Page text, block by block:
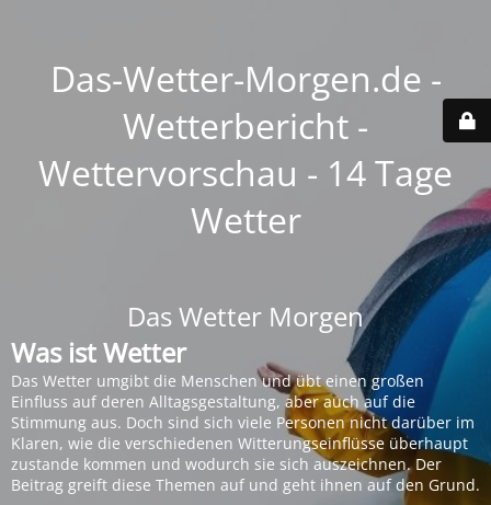
Das-Wetter-Morgen.de -
Wetterbericht -
Wettervorschau - 14 Tage
Wetter
Das Wetter Morgen
Was ist Wetter
Das Wetter umgibt die Menschen und übt einen großen
Einfluss auf deren Alltagsgestaltung, aber auch auf die
Stimmung aus. Doch sind sich viele Personen nicht darüber im
Klaren, wie die verschiedenen Witterungseinflüsse überhaupt
zustande kommen und wodurch sie sich auszeichnen. Der
Beitrag greift diese Themen auf und geht ihnen auf den Grund.